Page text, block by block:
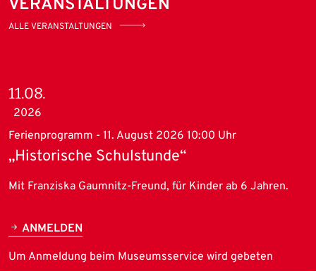
VERANSTALTUNGEN
ALLE VERANSTALTUNGEN
11.08.
2026
Ferienprogramm - 11. August 2026 10:00 Uhr
„Historische Schulstunde“
Mit Franziska Gaumnitz-Freund, für Kinder ab 6 Jahren.
ANMELDEN
Um Anmeldung beim Museumsservice wird gebeten